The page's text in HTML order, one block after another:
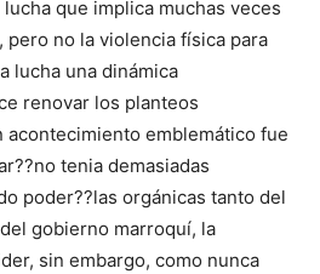
que implica muchas veces
no la violencia física para
lucha una dinámica
renovar los planteos
acontecimiento emblemático fue
tenia demasiadas
poder??las orgánicas tanto del
gobierno marroquí, la
sin embargo, como nunca